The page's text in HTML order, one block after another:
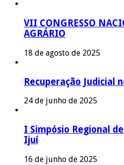
VII CONGRESSO
AGRÁRIO
18 de agosto de 2025
Recuperação Judicial
24 de junho de 2025
I Simpósio Regional
Ijuí
16 de junho de 2025